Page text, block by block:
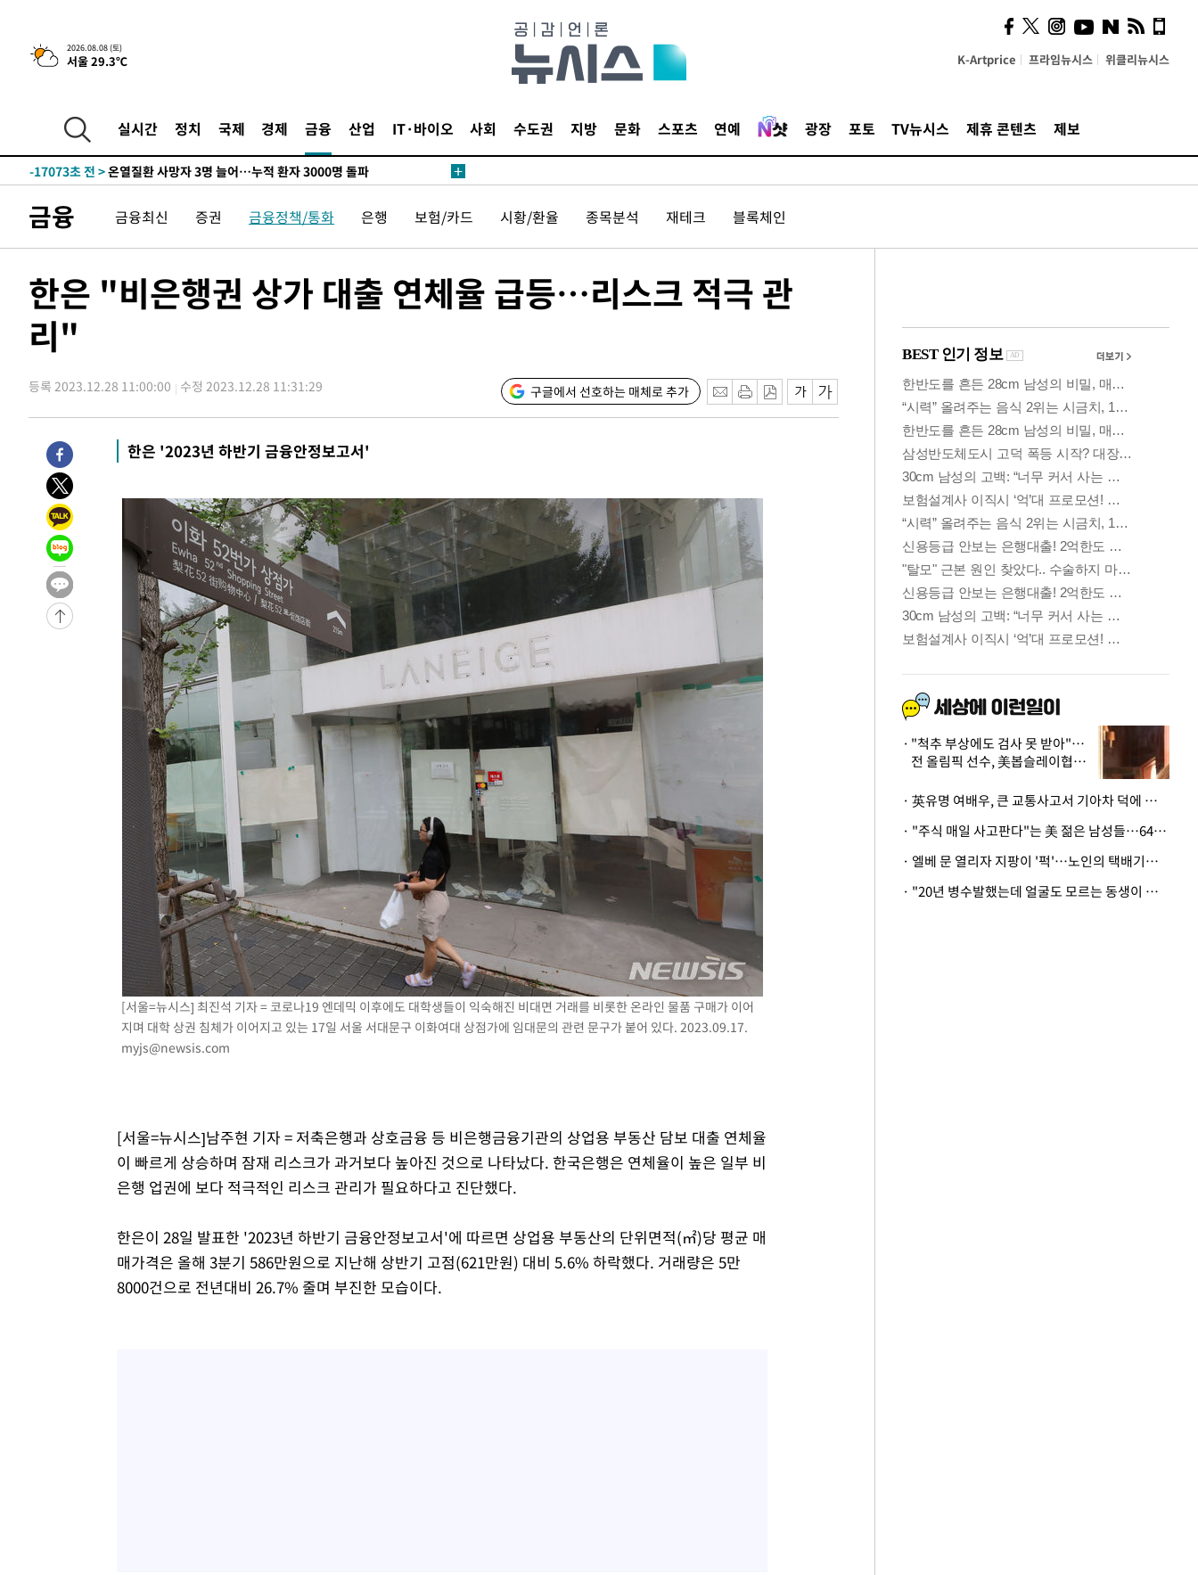
2026.08.08 (토)
서울 29.3℃ K-Artprice 프라임뉴시스 위클리뉴시스
실시간 정치 국제 경제 금융 산업 IT·바이오 사회 수도권 지방 문화 스포츠 연예 광장 포토 TV뉴시스 제휴 콘텐츠 제보
42.08%·宋 10.17%
-25343초 전 >이강인 "아틀레티코 이적 기뻐…등번호 7번 의미보단 팀 위해 뛸
것"
-25278초 전 >[속보]與 당대표 경선, 제주·인천 권리당원 투표 김민석 승리
-18322초 전 >
[속보]이강인 "감독님이 원하는 마음 느꼈고, 많은 트로피 원해 아
틀레티코 이적"
-18104초 전 >
-17073초 전 >온열질환 사망자 3명 늘어…누적 환자 3000명 돌파
-7125초 전 >
백운산서 80년근 천종산삼 9뿌리 발견…감정가 1.3억원
-4835초 전 >선재도서 해루질 나섰다 실종 60대, 닷새 만에 숨진 채 발견
-1745초 전 >
여수 오동도 해상서 모터보트 전복…1명 사망·1명 실종
33분 전 >
씨]
1시간 전 >
4시간 전 >'최고 37도' 폭염 지속…강원동해안 최대 150㎜ 비
6시간 전 >[속보]뉴욕증시 상승 마감…S&P 0.6% 나스닥 1.3%↑
-26594초 전 >
[속보]與최고위원 제주·인천 순회경선…박선원·최민희·서미화·
한민수·김용 순
-26547초 전 >
청래 44.56%
-25829초 전 >
[속보]與 대표 경선 제주·인천 당원투표…金 47.75%·鄭
42.08%·宋 10.17%
-25363초 전 >
이강인 "아틀레티코 이적 기뻐…등번호 7번 의미보단 팀 위해 뛸
것"
-25298초 전 >
[속보]與 당대표 경선, 제주·인천 권리당원 투표 김민석 승리
-19072초 전 >
낮 최고 35도 '무더위'…동해안 시간당 30㎜ '강한 비'[내일날씨]
-18342초 전 >
[속보]이강인 "감독님이 원하는 마음 느꼈고, 많은 트로피 원해 아
틀레티코 이적"
-18124초 전 >
수도권 40도 육박 '펄펄'…동해안 일부 지역엔 호의주의보
온열질환 사망자 3명 늘어…누적 환자 3000명 돌파
강릉에 시간당 81.4㎜ 물폭탄…도로 잠기고 담벼락 붕괴
백운산서 80년근 천종산삼 9뿌리 발견…감정가 1.3억원
선재도서 해루질 나섰다 실종 60대, 닷새 만에 숨진 채 발견
남자 농구, 나고야 아시안게임서 '홈팀' 일본과 한일전
여수 오동도 해상서 모터보트 전복…1명 사망·1명 실종
극한폭염 한풀 꺾이지만…'낮 최고 35도' 무더위, 열대야 계속[다음주 날
축구협회 "압수수색·성접대 논란 사과…쇄신의 기회로 삼겠다"
[속보]'압수수색·성접대 논란' 축구협회 "실망과 걱정 안겨드려 죄송"
'최고 37도' 폭염 지속…강원동해안 최대 150㎜ 비
[속보]뉴욕증시 상승 마감…S&P 0.6% 나스닥 1.3%↑
금융 금융최신 증권 금융정책/통화 은행 보험/카드 시황/환율 종목분석 재테크 블록체인
한은 "비은행권 상가 대출 연체율 급등…리스크 적극 관
리"
등록 2023.12.28 11:00:00 수정 2023.12.28 11:31:29 구글에서 선호하는 매체로 추가
한은 '2023년 하반기 금융안정보고서'
[서울=뉴시스] 최진석 기자 = 코로나19 엔데믹 이후에도 대학생들이 익숙해진 비대면 거래를 비롯한 온라인 물품 구매가 이어
지며 대학 상권 침체가 이어지고 있는 17일 서울 서대문구 이화여대 상점가에 임대문의 관련 문구가 붙어 있다. 2023.09.17.
myjs@newsis.com
[서울=뉴시스]남주현 기자 = 저축은행과 상호금융 등 비은행금융기관의 상업용 부동산 담보 대출 연체율
이 빠르게 상승하며 잠재 리스크가 과거보다 높아진 것으로 나타났다. 한국은행은 연체율이 높은 일부 비
은행 업권에 보다 적극적인 리스크 관리가 필요하다고 진단했다.
한은이 28일 발표한 '2023년 하반기 금융안정보고서'에 따르면 상업용 부동산의 단위면적(㎡)당 평균 매
매가격은 올해 3분기 586만원으로 지난해 상반기 고점(621만원) 대비 5.6% 하락했다. 거래량은 5만
8000건으로 전년대비 26.7% 줄며 부진한 모습이다.
사이 해답 찾았죠"…알을
깨고 나온 '초자아'
"척추 부상에도 검사 못 받아"…
전 올림픽 선수, 美봅슬레이협회
· 英유명 여배우, 큰 교통사고서 기아차 덕에 살았다
· "주식 매일 사고판다"는 美 젊은 남성들…64%가 "나는 인생의 패배자“
· 엘베 문 열리자 지팡이 '퍽'…노인의 택배기사 폭행 이유
· "20년 병수발했는데 얼굴도 모르는 동생이 유산 절반을"…배다른 형제 상속권 있을까